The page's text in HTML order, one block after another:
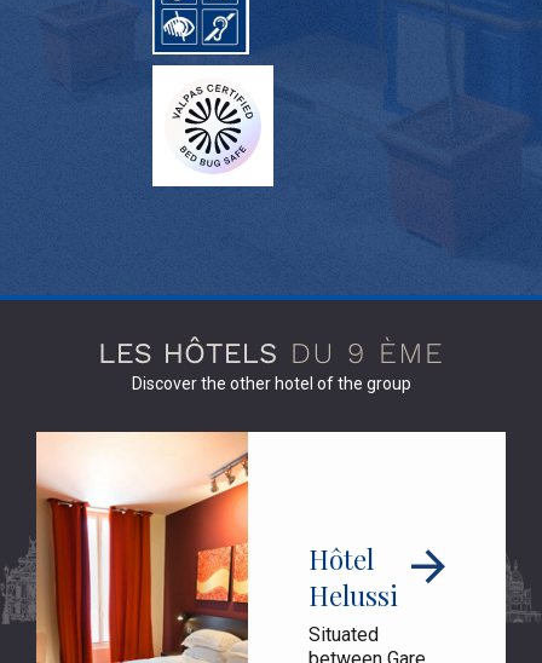
Discover the other hotel of the group
Hôtel
Helussi
Situated